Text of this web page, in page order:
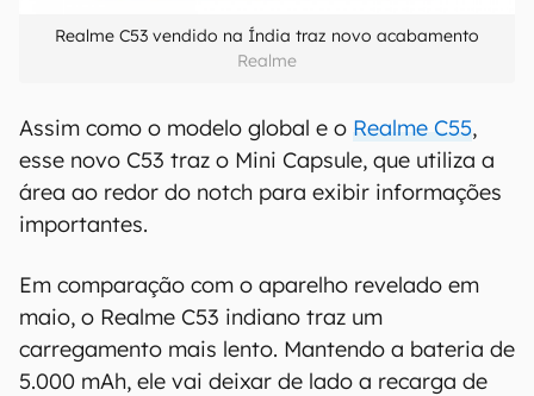
Realme C53 vendido na Índia traz novo acabamento
Realme
Assim como o modelo global e o Realme C55,
esse novo C53 traz o Mini Capsule, que utiliza a
área ao redor do notch para exibir informações
importantes.
Em comparação com o aparelho revelado em
maio, o Realme C53 indiano traz um
carregamento mais lento. Mantendo a bateria de
5.000 mAh, ele vai deixar de lado a recarga de